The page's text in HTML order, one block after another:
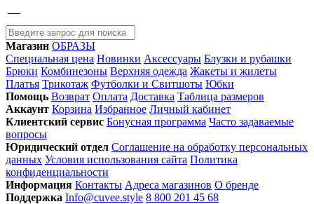
Магазин ОБРАЗЫ
Специальная цена Новинки Аксессуары Блузки и рубашки
Брюки Комбинезоны Верхняя одежда Жакеты и жилеты
Платья Трикотаж Футболки и Свитшоты Юбки
Помощь Возврат Оплата Доставка Таблица размеров
Аккаунт Корзина Избранное Личный кабинет
Клиентский сервис Бонусная программа Часто задаваемые
вопросы
Юридический отдел Соглашение на обработку персональных
данных Условия использования сайта Политика
конфиденциальности
Информация Контакты Адреса магазинов О бренде
Поддержка Info@cuvee.style 8 800 201 45 68